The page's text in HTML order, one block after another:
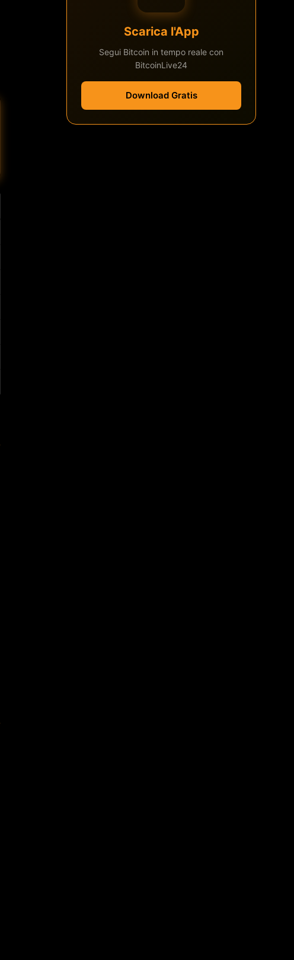
Scarica l'App
Segui Bitcoin in tempo reale con
BitcoinLive24
Download Gratis